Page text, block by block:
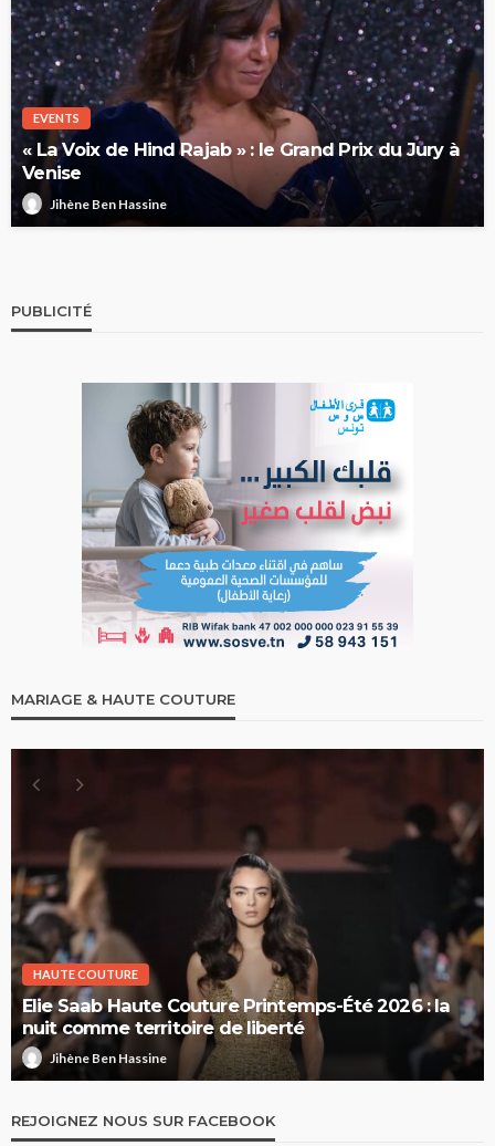
EVENTS
« La Voix de Hind Rajab » : le Grand Prix du Jury à
Venise
Jihène Ben Hassine
PUBLICITÉ
MARIAGE & HAUTE COUTURE
HAUTE COUTURE
Elie Saab Haute Couture Printemps-Été 2026 : la
nuit comme territoire de liberté
Jihène Ben Hassine
REJOIGNEZ NOUS SUR FACEBOOK